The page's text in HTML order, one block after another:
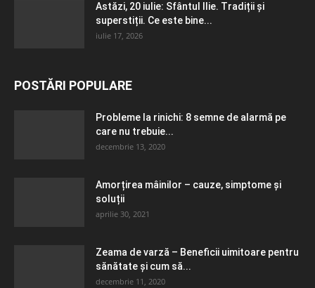
Astăzi, 20 iulie: Sfântul Ilie. Tradiții și
superstiții. Ce este bine...
iulie 17, 2026
POSTĂRI POPULARE
Probleme la rinichi: 8 semne de alarmă pe
care nu trebuie...
decembrie 13, 2020
Amorțirea mâinilor – cauze, simptome și
soluții
aprilie 30, 2021
Zeama de varză – Beneficii uimitoare pentru
sănătate și cum să...
decembrie 11, 2020